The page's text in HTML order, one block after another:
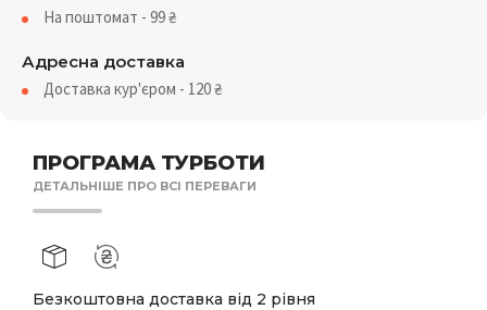
ПРОГРАМА ТУРБОТИ
ДЕТАЛЬНІШЕ ПРО ВСІ ПЕРЕВАГИ
Безкоштовна доставка від 2 рівня
На поштомат - 99₴
Адресна доставка
Доставка кур'єром - 120₴